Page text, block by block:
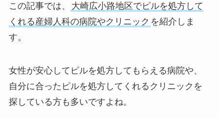
この記事では、
大崎広小路地区でピルを処方して
くれる産婦人科の病院やクリニック を紹介しま
す。
女性が安心してピルを処方してもらえる病院や、
自分に合ったピルを処方してくれるクリニックを
探している方も多いですよね。